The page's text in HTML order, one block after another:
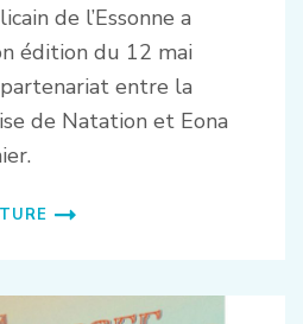
de l’Essonne a
édition du 12 mai
entre la
de Natation et Eona